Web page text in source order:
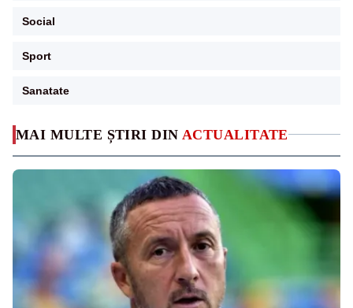
MAI MULTE ȘTIRI DIN ACTUALITATE
Social
Sport
Sanatate